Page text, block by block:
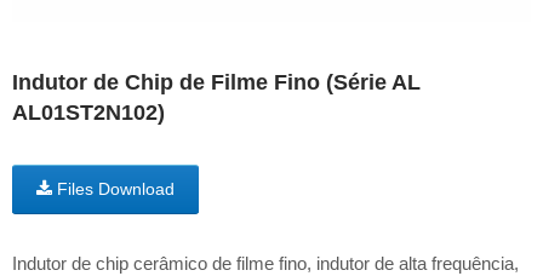
Indutor de Chip de Filme Fino (Série AL
AL01ST2N102)
Files Download
Indutor de chip cerâmico de filme fino, indutor de alta frequência,